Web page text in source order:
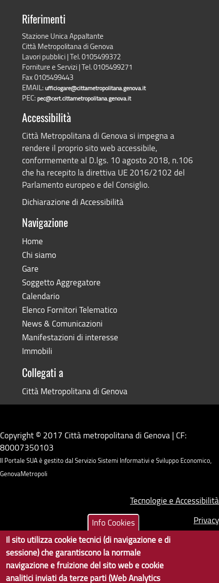
Riferimenti
Stazione Unica Appaltante
Città Metropolitana di Genova
Lavori pubblici | Tel. 0105499372
Forniture e Servizi | Tel. 0105499271
Fax 0105499443
EMAIL:ufficiogare@cittametropolitana.genova.it
PEC:pec@cert.cittametropolitana.genova.it
Accessibilità
Città Metropolitana di Genova si impegna a
rendere il proprio sito web accessibile,
conformemente al D.lgs. 10 agosto 2018, n.106
che ha recepito la direttiva UE 2016/2102 del
Parlamento europeo e del Consiglio.
Dichiarazione di Accessibilità
Navigazione
Home
Chi siamo
Gare
Soggetto Aggregatore
Calendario
Elenco Fornitori Telematico
News & Comunicazioni
Manifestazioni di interesse
Immobili
Collegati a
Città Metropolitana di Genova
Copyright © 2017 Città metropolitana di Genova | CF:
80007350103
Il Portale SUA è gestito dal Servizio Sistemi Informativi e Sviluppo Economico,
GenovaMetropoli
Tecnologie e Accessibilità
Privacy
Contatti per il sito Web
Info Cookies
Il sito utilizza cookie tecnici (di navigazione e di
sessione) che garantiscono la normale
navigazione e fruizione del sito web e cookie
analitici inviati da terze parti (Web Analytics